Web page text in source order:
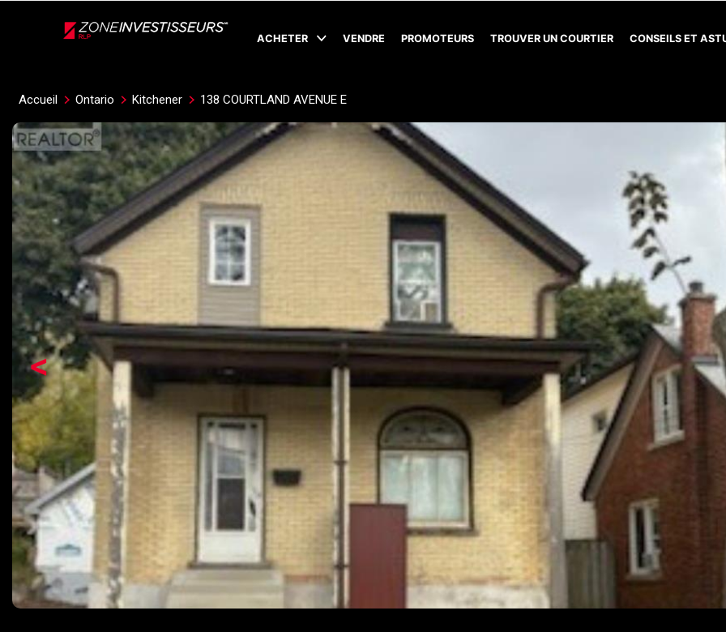
ACHETER VENDRE PROMOTEURS TROUVER UN COURTIER CONSEILS ET
Accueil Ontario Kitchener 138 COURTLAND AVENUE E
<